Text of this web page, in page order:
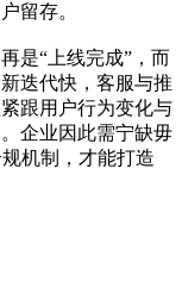
留存。
是“上线完成”，而
迭代快，客服与推
跟用户行为变化与
企业因此需宁缺毋
机制，才能打造